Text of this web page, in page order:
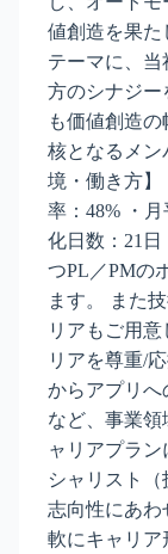
値創造を果た
テーマに、当
方のシナジー
も価値創造
核となるメン
境・働き方】
率：48% ・
化日数：21
つPL／PMの
ます。 また
リアもご用
リアを尊重/
からアプリへ
など、事業領
ャリアプラ
シャリスト
志向性にあわ
軟にキャリア